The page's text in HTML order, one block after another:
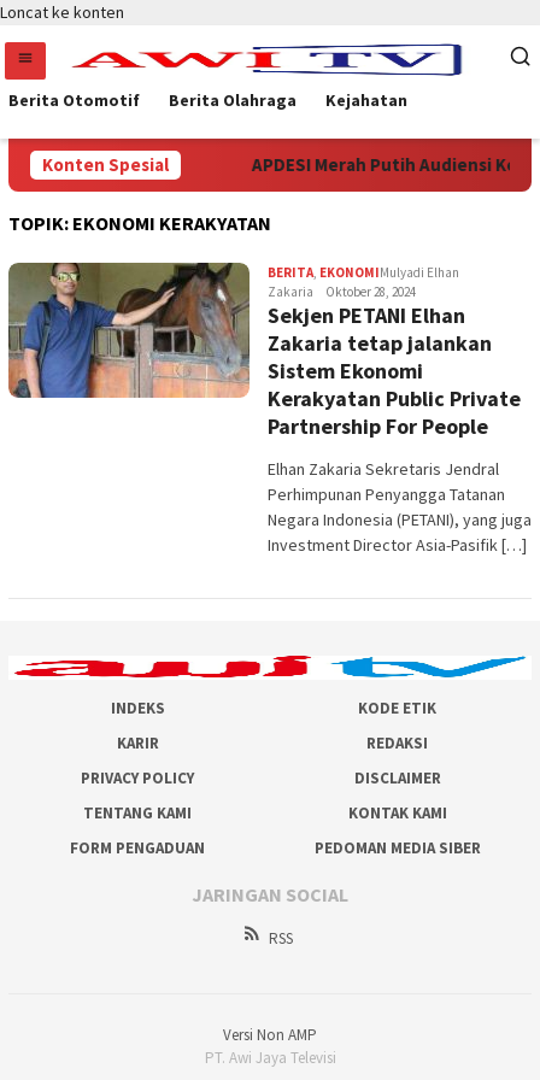
Loncat ke konten
Berita Otomotif Berita Olahraga Kejahatan
Konten Spesial
Periode 2026-2031 APDESI Merah Putih Audiensi Ke
TOPIK: EKONOMI KERAKYATAN
BERITA, EKONOMIMulyadi Elhan
Zakaria
Oktober 28, 2024
Sekjen PETANI Elhan
Zakaria tetap jalankan
Sistem Ekonomi
Kerakyatan Public Private
Partnership For People
Elhan Zakaria Sekretaris Jendral
Perhimpunan Penyangga Tatanan
Negara Indonesia (PETANI), yang juga
Investment Director Asia-Pasifik […]
INDEKS
KODE ETIK
KARIR
REDAKSI
PRIVACY POLICY
DISCLAIMER
TENTANG KAMI
KONTAK KAMI
FORM PENGADUAN
PEDOMAN MEDIA SIBER
JARINGAN SOCIAL
RSS
Versi Non AMP
PT. Awi Jaya Televisi